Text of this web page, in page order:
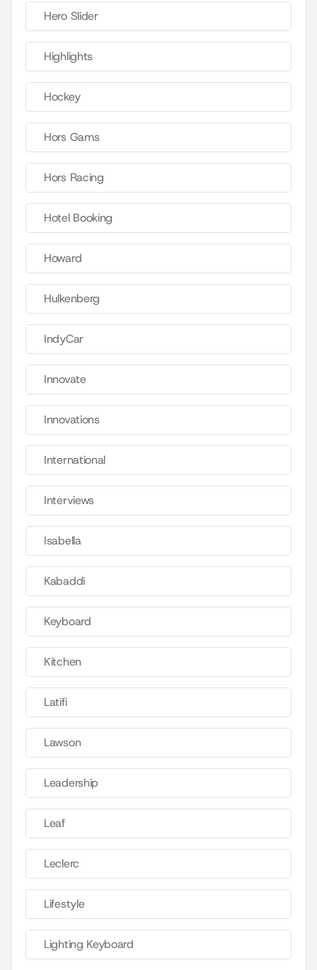
Hero Slider
Highlights
Hockey
Hors Gams
Hors Racing
Hotel Booking
Howard
Hulkenberg
IndyCar
Innovate
Innovations
International
Interviews
Isabella
Kabaddi
Keyboard
Kitchen
Latifi
Lawson
Leadership
Leaf
Leclerc
Lifestyle
Lighting Keyboard